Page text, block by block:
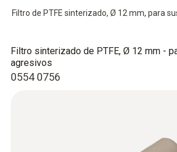
Filtro de PTFE sinterizado, Ø 12 mm, para
0554 0756
Filtro sinterizado de PTFE, Ø 12 mm -
agresivos